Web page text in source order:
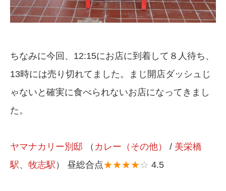
ちなみに今回、12:15にお店に到着して８人待ち、
13時には売り切れてました。まじ開店ダッシュじ
ゃないと確実に食べられないお店になってきまし
た。
ヤマナカリー別邸 （ カレー（その他） / 美栄橋
駅、 牧志駅 ） 昼総合点★★★★☆ 4.5